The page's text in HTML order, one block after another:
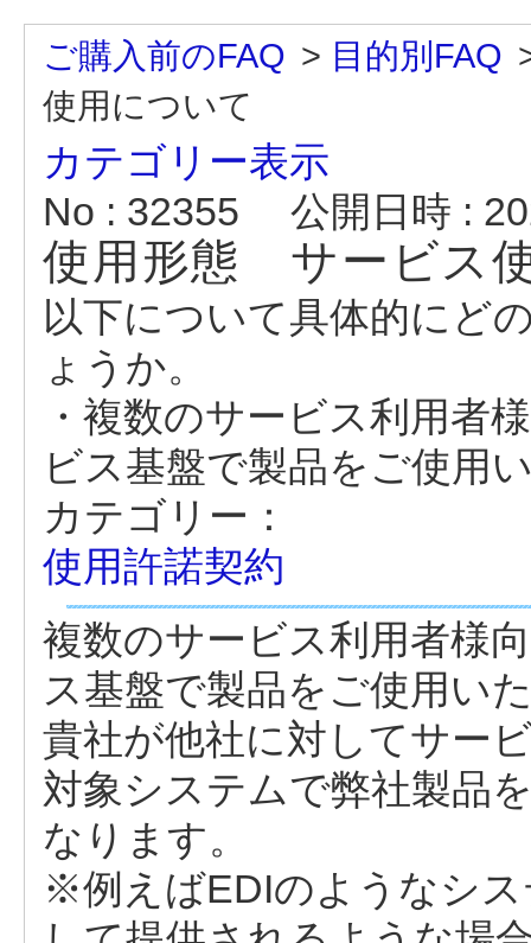
ご購入前のFAQ > 目的別FAQ
使用について
カテゴリー表示
No : 32355
公開日時 :
使用形態 サービス
以下について具体的にど
ょうか。
・複数のサービス利用者
ビス基盤で製品をご使用
カテゴリー：
使用許諾契約
複数のサービス利用者様
ス基盤で製品をご使用い
貴社が他社に対してサー
対象システムで弊社製品
なります。
※例えばEDIのようなシ